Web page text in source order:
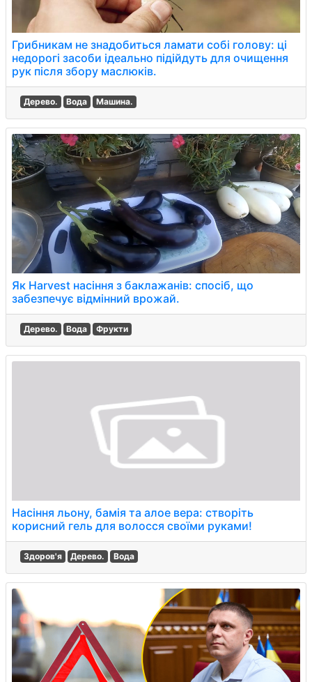
Грибникам не знадобиться ламати собі голову: ці
недорогі засоби ідеально підійдуть для очищення
рук після збору маслюків.
Дерево. Вода Машина.
Як Harvest насіння з баклажанів: спосіб, що
забезпечує відмінний врожай.
Дерево. Вода Фрукти
Насіння льону, бамія та алое вера: створіть
корисний гель для волосся своїми руками!
Здоров'я Дерево. Вода